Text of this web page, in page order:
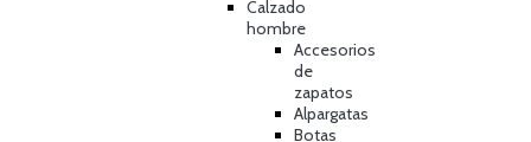
Calzado
hombre
Accesorios
de
zapatos
Alpargatas
Botas